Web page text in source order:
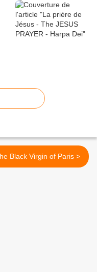
The Black Virgin of Paris >